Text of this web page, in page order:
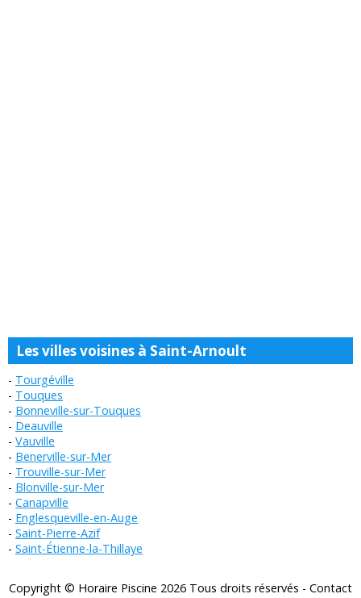
Les villes voisines à Saint-Arnoult
Tourgéville
Touques
Bonneville-sur-Touques
Deauville
Vauville
Benerville-sur-Mer
Trouville-sur-Mer
Blonville-sur-Mer
Canapville
Englesqueville-en-Auge
Saint-Pierre-Azif
Saint-Étienne-la-Thillaye
Copyright © Horaire Piscine 2026 Tous droits réservés - Contact